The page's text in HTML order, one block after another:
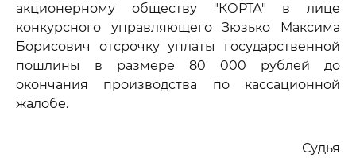
акционерному обществу "КОРТА" в лице
конкурсного управляющего Зюзько Максима
Борисович отсрочку уплаты государственной
пошлины в размере 80 000 рублей до
окончания производства по кассационной
жалобе.
Судья